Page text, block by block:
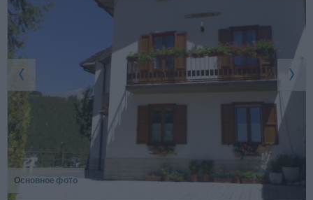
Основное фото